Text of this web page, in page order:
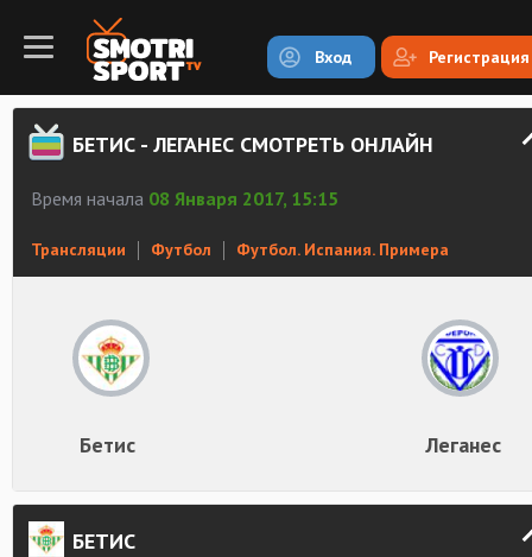
Вход Регистрация
БЕТИС - ЛЕГАНЕС СМОТРЕТЬ ОНЛАЙН
Время начала 08 Января 2017, 15:15
Трансляции Футбол Футбол. Испания. Примера
Бетис Леганес
БЕТИС